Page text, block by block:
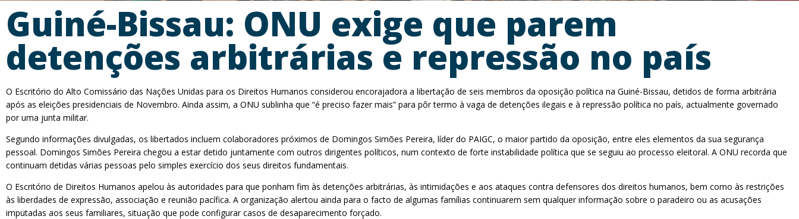
Guiné-Bissau: ONU exige que parem
detenções arbitrárias e repressão no país
O Escritório do Alto Comissário das Nações Unidas para os Direitos Humanos considerou encorajadora a libertação de seis membros da oposição política na Guiné-Bissau, detidos de forma arbitrária
após as eleições presidenciais de Novembro. Ainda assim, a ONU sublinha que “é preciso fazer mais” para pôr termo à vaga de detenções ilegais e à repressão política no país, actualmente governado
por uma junta militar.
Segundo informações divulgadas, os libertados incluem colaboradores próximos de Domingos Simões Pereira, líder do PAIGC, o maior partido da oposição, entre eles elementos da sua segurança
pessoal. Domingos Simões Pereira chegou a estar detido juntamente com outros dirigentes políticos, num contexto de forte instabilidade política que se seguiu ao processo eleitoral. A ONU recorda que
continuam detidas várias pessoas pelo simples exercício dos seus direitos fundamentais.
O Escritório de Direitos Humanos apelou às autoridades para que ponham fim às detenções arbitrárias, às intimidações e aos ataques contra defensores dos direitos humanos, bem como às restrições
às liberdades de expressão, associação e reunião pacífica. A organização alertou ainda para o facto de algumas famílias continuarem sem qualquer informação sobre o paradeiro ou as acusações
imputadas aos seus familiares, situação que pode configurar casos de desaparecimento forçado.